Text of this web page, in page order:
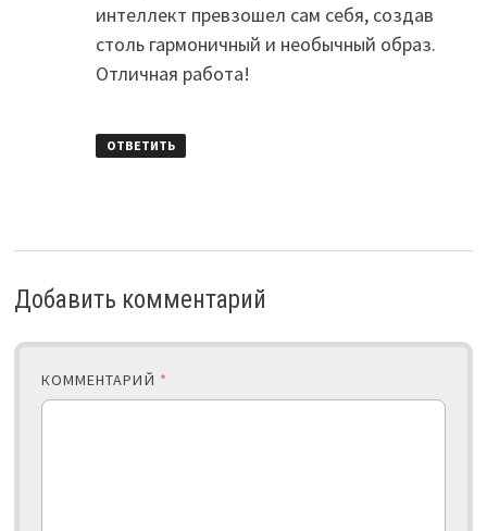
интеллект превзошел сам себя, создав
столь гармоничный и необычный образ.
Отличная работа!
ОТВЕТИТЬ
Добавить комментарий
КОММЕНТАРИЙ *